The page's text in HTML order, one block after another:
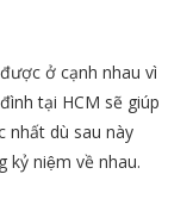
ở cạnh nhau vì
tại HCM sẽ giúp
nhất dù sau này
kỷ niệm về nhau.